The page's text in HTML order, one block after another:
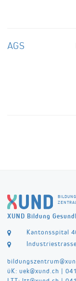
AGS
XUND Bildung
Kantonsspital
bildungszentrum@
üK: uek@xund.ch |